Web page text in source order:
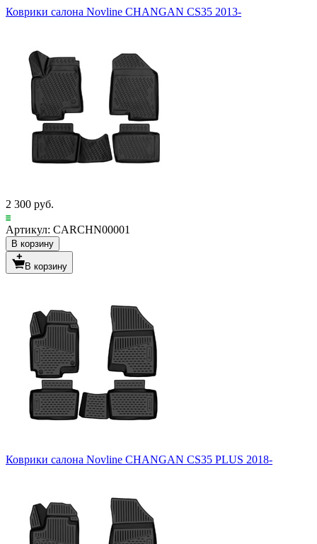
Коврики салона Novline CHANGAN CS35 2013-
2 300 руб.
Артикул: CARCHN00001
В корзину
В корзину
Коврики салона Novline CHANGAN CS35 PLUS 2018-